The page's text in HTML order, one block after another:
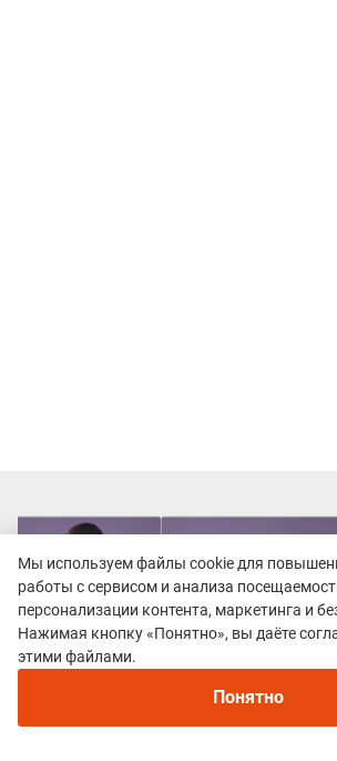
Мы используем файлы cookie для
работы с сервисом и анализа
персонализации контента, маркетинга и
Нажимая кнопку «Понятно», вы даёте
этими файлами.
Понятно